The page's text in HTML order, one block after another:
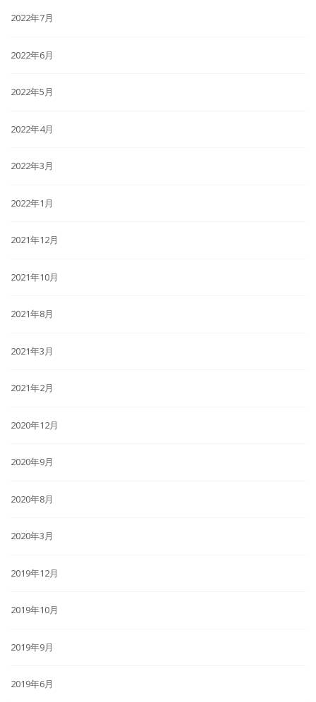
2022年7月
2022年6月
2022年5月
2022年4月
2022年3月
2022年1月
2021年12月
2021年10月
2021年8月
2021年3月
2021年2月
2020年12月
2020年9月
2020年8月
2020年3月
2019年12月
2019年10月
2019年9月
2019年6月